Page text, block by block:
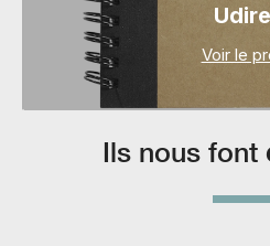
Voir le
Ils nous font